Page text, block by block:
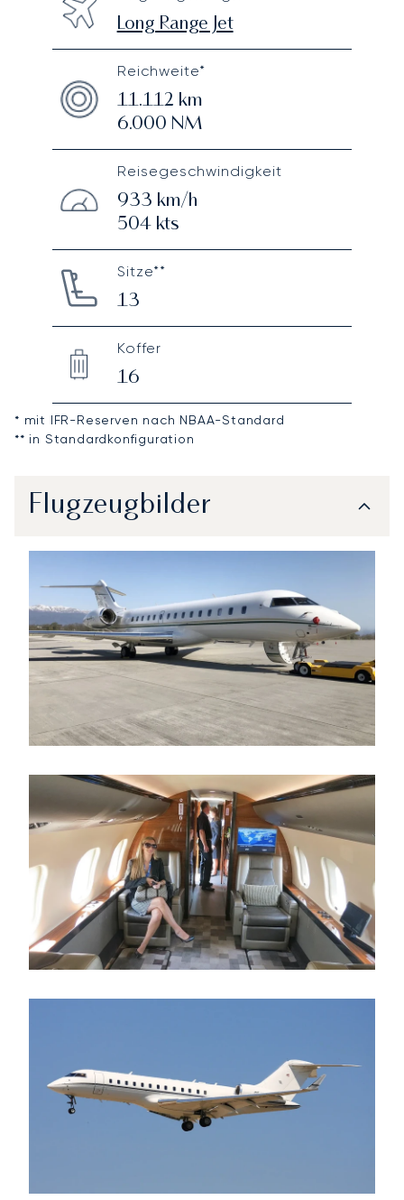
Long Range Jet
Reichweite*
11.112 km
6.000 NM
Reisegeschwindigkeit
933 km/h
504kts
Sitze**
13
Koffer
16
* mit IFR-Reserven nach NBAA-Standard
** in Standardkonfiguration
Flugzeugbilder